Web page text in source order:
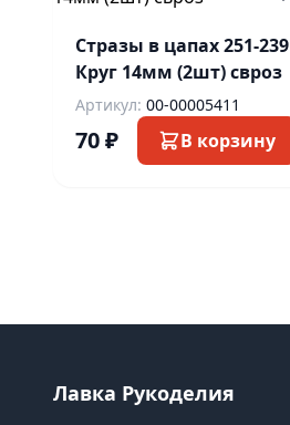
Стразы в цапах 251-239
Круг 14мм (2шт) свроз
Артикул: 00-00005411
70 ₽ В корзину
Лавка Рукоделия